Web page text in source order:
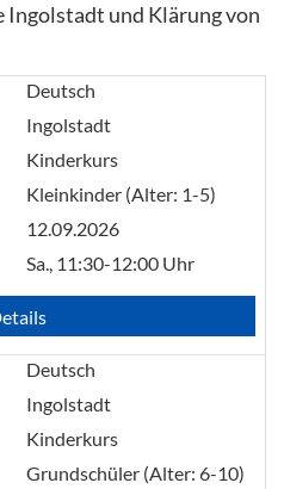
Ingolstadt und Klärung von
Deutsch
Ingolstadt
Kinderkurs
Kleinkinder (Alter: 1-5)
12.09.2026
Sa., 11:30-12:00 Uhr
Deutsch
Ingolstadt
Kinderkurs
Grundschüler (Alter: 6-10)